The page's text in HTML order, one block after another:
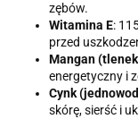
zębów.
Witamina E:
przed
Mangan
energetyczny i
Cynk
skórę, sierść i